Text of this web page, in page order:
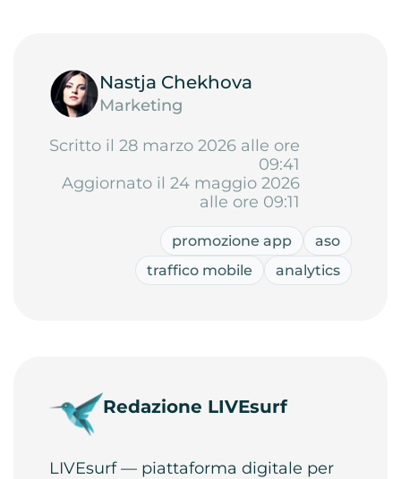
Nastja Chekhova
Marketing
Scritto il 28 marzo 2026 alle ore
09:41
Aggiornato il 24 maggio 2026
alle ore 09:11
promozione app
aso
traffico mobile
analytics
Redazione LIVEsurf
LIVEsurf — piattaforma digitale per